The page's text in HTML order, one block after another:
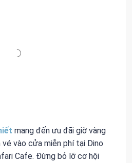
mang đến ưu đãi giờ vàng
vé vào cửa miễn phí tại Dino
Cafe. Đừng bỏ lỡ cơ hội